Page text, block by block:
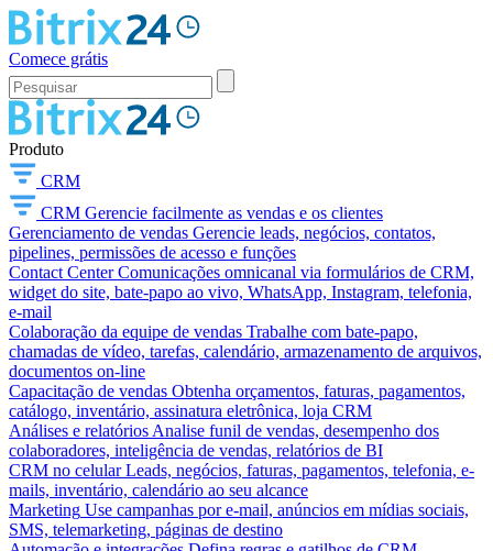
Comece grátis
Produto
CRM
CRM Gerencie facilmente as vendas e os clientes
Gerenciamento de vendas Gerencie leads, negócios, contatos,
pipelines, permissões de acesso e funções
Contact Center Comunicações omnicanal via formulários de CRM,
widget do site, bate-papo ao vivo, WhatsApp, Instagram, telefonia,
e-mail
Colaboração da equipe de vendas Trabalhe com bate-papo,
chamadas de vídeo, tarefas, calendário, armazenamento de arquivos,
documentos on-line
Capacitação de vendas Obtenha orçamentos, faturas, pagamentos,
catálogo, inventário, assinatura eletrônica, loja CRM
Análises e relatórios Analise funil de vendas, desempenho dos
colaboradores, inteligência de vendas, relatórios de BI
CRM no celular Leads, negócios, faturas, pagamentos, telefonia, e-
mails, inventário, calendário ao seu alcance
Marketing Use campanhas por e-mail, anúncios em mídias sociais,
SMS, telemarketing, páginas de destino